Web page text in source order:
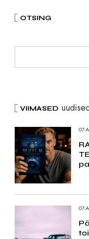
OTSING
VIIMASED